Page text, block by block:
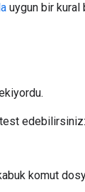
uygun bir kural
test edebilirsiniz:
komut